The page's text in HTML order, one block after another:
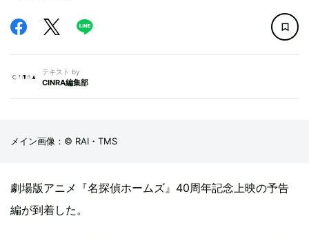
テキスト by
CINRA編集部
メイン画像：© RAI・TMS
劇場版アニメ『名探偵ホームズ』40周年記念上映の予告
編が到着した。